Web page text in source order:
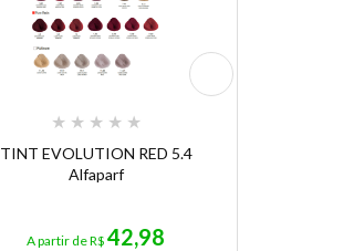
★ ★ ★ ★ ★
TINT EVOLUTION RED 5.4
Alfaparf
A partir de R$42,98